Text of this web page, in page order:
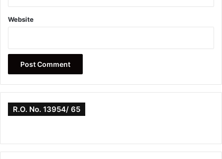
Website
R.O. No. 13954/ 65